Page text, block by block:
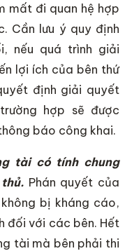
mất đi quan hệ hợp
Cần lưu ý quy định
nếu quá trình giải
lợi ích của bên thứ
định giải quyết
hợp sẽ được
báo công khai.
tài có tính chung
Phán quyết của
bị kháng cáo,
đối với các bên. Hết
tài mà bên phải thi